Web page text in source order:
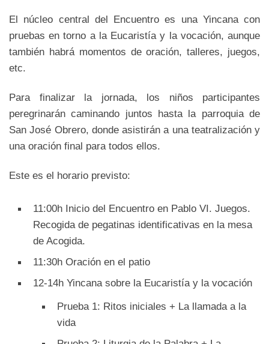
El núcleo central del Encuentro es una Yincana con
pruebas en torno a la Eucaristía y la vocación, aunque
también habrá momentos de oración, talleres, juegos,
etc.
Para finalizar la jornada, los niños participantes
peregrinarán caminando juntos hasta la parroquia de
San José Obrero, donde asistirán a una teatralización y
una oración final para todos ellos.
Este es el horario previsto:
11:00h Inicio del Encuentro en Pablo VI. Juegos.
Recogida de pegatinas identificativas en la mesa
de Acogida.
11:30h Oración en el patio
12-14h Yincana sobre la Eucaristía y la vocación
Prueba 1: Ritos iniciales + La llamada a la
vida